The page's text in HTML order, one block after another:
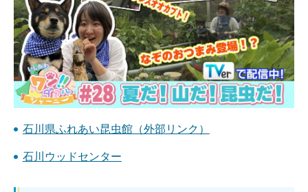
石川県ふれあい昆虫館（外部リンク）
石川ウッドセンター